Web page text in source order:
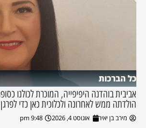
כל הברכות
אביבית בוהדנה היפיפייה, המוכרת לכולנו
הולדתה ממש לאחרונה ולכלוכית כאן כדי
מירב בן יאיר אוגוסט 4, 2026 9:48 pm